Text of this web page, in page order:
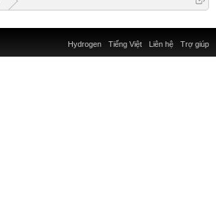
Liên hệ Trợ giúp
Hydrogen Tiếng Việt